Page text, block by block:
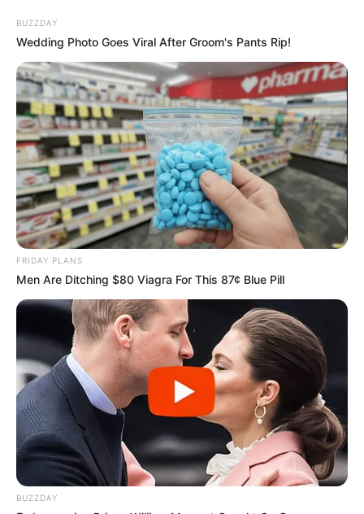
BUZZDAY
Wedding Photo Goes Viral After Groom's Pants Rip!
FRIDAY PLANS
Men Are Ditching $80 Viagra For This 87¢ Blue Pill
BUZZDAY